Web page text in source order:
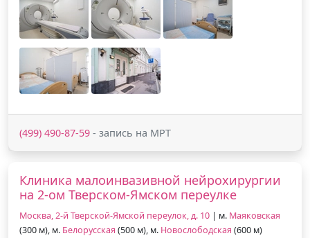
(499) 490-87-59 - запись на МРТ
Клиника малоинвазивной нейрохирургии
на 2-ом Тверском-Ямском переулке
Москва, 2-й Тверской-Ямской переулок, д. 10 | м. Маяковская
(300 м), м. Белорусская (500 м), м. Новослободская (600 м)